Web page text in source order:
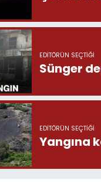
EDITÖRÜN SEÇTIĞI
Sünger
EDITÖRÜN SEÇTIĞI
Yangına